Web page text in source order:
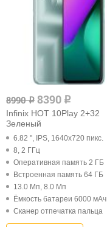
8990q 8390 q
Infinix HOT 10Play 2+32
Зеленый
6.82 ", IPS, 1640x720 пикс.
8, 2 ГГц
Оперативная память 2 ГБ
Встроенная память 64 ГБ
13.0 Мп, 8.0 Мп
Ёмкость батареи 6000 мАч
Cканер отпечатка пальца